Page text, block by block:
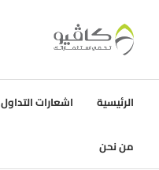
الرئيسية اشعارات التداول
من نحن